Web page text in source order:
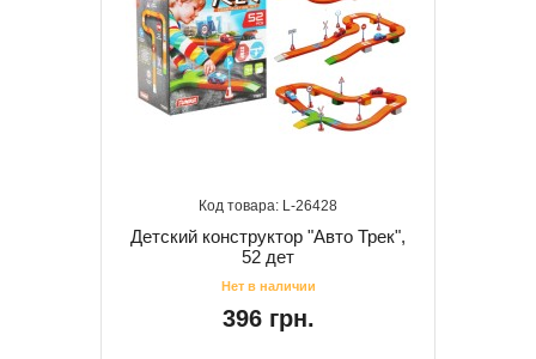
26428
Детский конструктор "Авто Трек",
52 дет
396 грн.